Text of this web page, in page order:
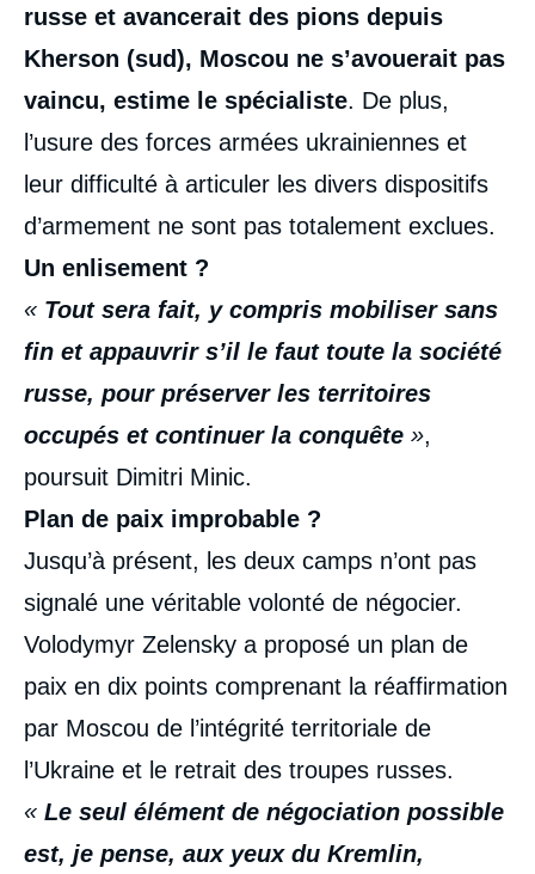
russe et avancerait des pions depuis
Kherson (sud), Moscou ne s’avouerait pas
vaincu, estime le spécialiste. De plus,
l’usure des forces armées ukrainiennes et
leur difficulté à articuler les divers dispositifs
d’armement ne sont pas totalement exclues.
Un enlisement ?
« Tout sera fait, y compris mobiliser sans
fin et appauvrir s’il le faut toute la société
russe, pour préserver les territoires
occupés et continuer la conquête »,
poursuit Dimitri Minic.
Plan de paix improbable ?
Jusqu’à présent, les deux camps n’ont pas
signalé une véritable volonté de négocier.
Volodymyr Zelensky a proposé un plan de
paix en dix points comprenant la réaffirmation
par Moscou de l’intégrité territoriale de
l’Ukraine et le retrait des troupes russes.
« Le seul élément de négociation possible
est, je pense, aux yeux du Kremlin,